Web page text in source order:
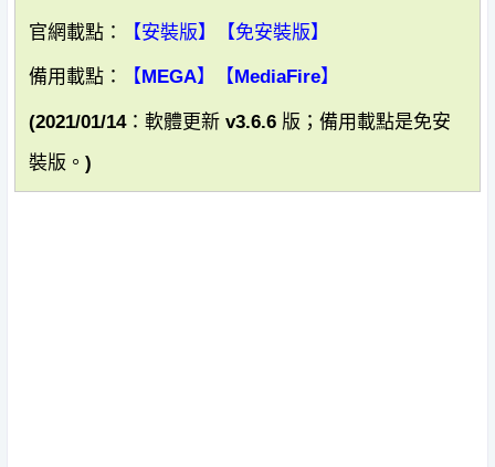
官網載點： 【安裝版】 【免安裝版】
備用載點： 【MEGA】 【MediaFire】
(2021/01/14：軟體更新 v3.6.6 版；備用載點是免安
裝版。)